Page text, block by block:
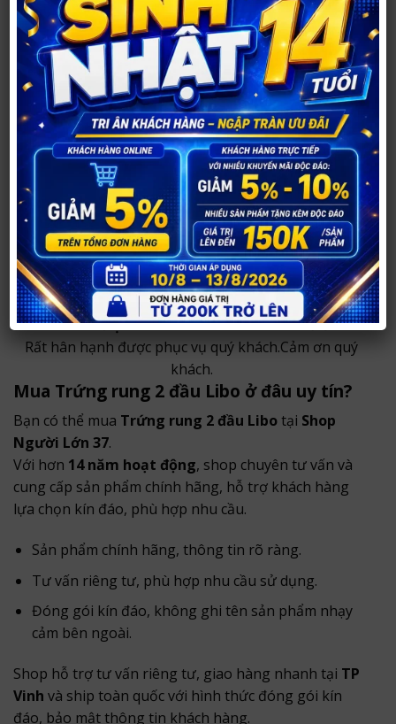
CÁC SẢN PHẨM HỖ TRỢ SINH LÝ ,SEXTOY
Đồ chơi tình dục số 1 tại Nghệ An
Shop mở cửa sáng 8g và đóng cửa 23g đêm ( mùa hè
)
SỐ 260 ĐƯỜNG PHONG ĐÌNH CẢNG – TP VINH –
NGHỆ AN
Số điện thoại tư vấn :0984 904 269
Website : shopnguoilon37.com
Chú ý :
Shop có dịch vụ giao hàng tận nơi ở nội thành
Tp Vinh với đơn hàng trên hoặc bằng 100.000đ.
Các tỉnh thành khác xin gọi về để biết phương thức
chuyển hàng và thanh toán.
Giao hàng nhanh trong 30 phút,hoặc giờ giao do
khách chọn.Kín đáo,bí mật,an toàn và chất lượng.
CHẤT LƯỢNG LÀ CHÍN – UY TÍN LÀ MƯỜI
Rất hân hạnh được phục vụ quý khách.Cảm ơn quý
khách.
Mua Trứng rung 2 đầu Libo ở đâu uy tín?
Bạn có thể mua Trứng rung 2 đầu Libotại Shop
Người Lớn 37.
Với hơn 14 năm hoạt động, shop chuyên tư vấn và
cung cấp sản phẩm chính hãng, hỗ trợ khách hàng
lựa chọn kín đáo, phù hợp nhu cầu.
Sản phẩm chính hãng, thông tin rõ ràng.
Tư vấn riêng tư, phù hợp nhu cầu sử dụng.
Đóng gói kín đáo, không ghi tên sản phẩm nhạy
cảm bên ngoài.
Shop hỗ trợ tư vấn riêng tư, giao hàng nhanh tại TP
Vinh và ship toàn quốc với hình thức đóng gói kín
đáo, bảo mật thông tin khách hàng.